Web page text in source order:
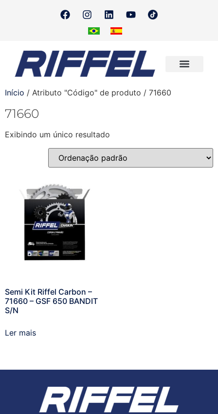
Início / Atributo "Código" de produto / 71660
71660
Exibindo um único resultado
Semi Kit Riffel Carbon –
71660 – GSF 650 BANDIT
S/N
Ler mais